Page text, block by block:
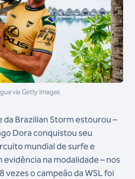
via Getty Images
da Brazilian Storm estourou –
Dora conquistou seu
mundial de surfe e
evidência na modalidade – nos
vezes o campeão da WSL foi